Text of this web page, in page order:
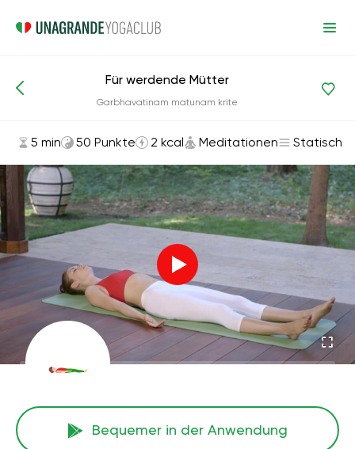
Asanas und Übungen Meditationen
Für werdende Mütter
Garbhavatinam matunam krite
5 min 50 Punkte 2 kcal Meditationen Statisch
Bequemer in der Anwendung